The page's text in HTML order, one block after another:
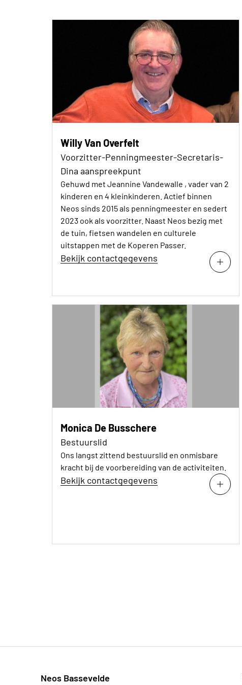
Willy Van Overfelt
Voorzitter-Penningmeester-Secretaris-
Dina aanspreekpunt
Gehuwd met Jeannine Vandewalle , vader van 2
kinderen en 4 kleinkinderen. Actief binnen
Neos sinds 2015 als penningmeester en sedert
2023 ook als voorzitter. Naast Neos bezig met
de tuin, fietsen wandelen en culturele
uitstappen met de Koperen Passer.
Bekijk contactgegevens
Monica De Busschere
Bestuurslid
Ons langst zittend bestuurslid en onmisbare
kracht bij de voorbereiding van de activiteiten.
Bekijk contactgegevens
Neos Bassevelde